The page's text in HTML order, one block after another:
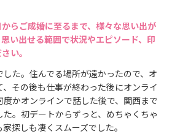
らご成婚に至るまで、様々な思い出が
い出せる範囲で状況やエピソード、印
い。
た。住んでる場所が遠かったので、オ
その後も仕事が終わった後にオンライ
かオンラインで話した後で、関西まで
。初デートからずっと、めちゃくちゃ
探しも凄くスムーズでした。